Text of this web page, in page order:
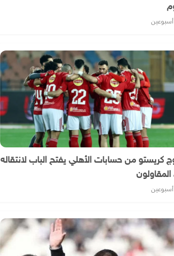
كريستو من حسابات الأهلي يفتح الباب لانتقاله
المقاولون